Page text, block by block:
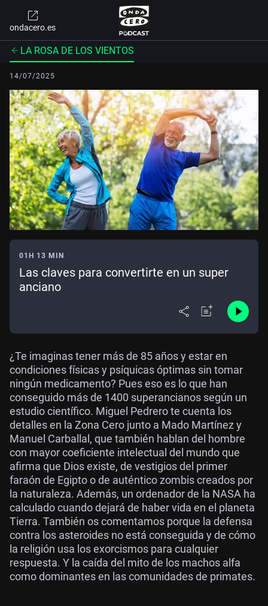
ondacero.es
LA ROSA DE LOS VIENTOS
14/07/2025
01H 13 MIN
Las claves para convertirte en un super
anciano
¿Te imaginas tener más de 85 años y estar en
condiciones físicas y psíquicas óptimas sin tomar
ningún medicamento? Pues eso es lo que han
conseguido más de 1400 superancianos según un
estudio científico. Miguel Pedrero te cuenta los
detalles en la Zona Cero junto a Mado Martínez y
Manuel Carballal, que también hablan del hombre
con mayor coeficiente intelectual del mundo que
afirma que Dios existe, de vestigios del primer
faraón de Egipto o de auténtico zombis creados por
la naturaleza. Además, un ordenador de la NASA ha
calculado cuando dejará de haber vida en el planeta
Tierra. También os comentamos porque la defensa
contra los asteroides no está conseguida y de cómo
la religión usa los exorcismos para cualquier
respuesta. Y la caída del mito de los machos alfa
como dominantes en las comunidades de primates.